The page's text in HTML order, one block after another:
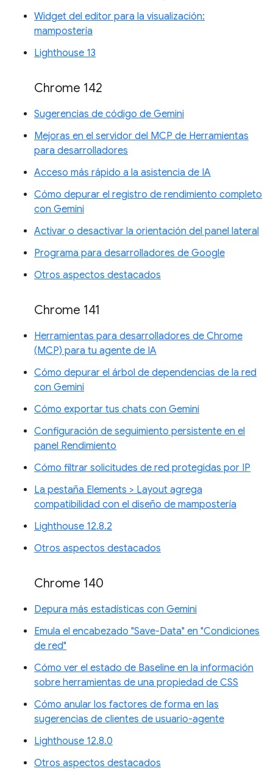
Widget del editor para la visualización:
mampostería
Lighthouse 13
Chrome 142
Sugerencias de código de Gemini
Mejoras en el servidor del MCP de Herramientas
para desarrolladores
Acceso más rápido a la asistencia de IA
Cómo depurar el registro de rendimiento completo
con Gemini
Activar o desactivar la orientación del panel lateral
Programa para desarrolladores de Google
Otros aspectos destacados
Chrome 141
Herramientas para desarrolladores de Chrome
(MCP) para tu agente de IA
Cómo depurar el árbol de dependencias de la red
con Gemini
Cómo exportar tus chats con Gemini
Configuración de seguimiento persistente en el
panel Rendimiento
Cómo filtrar solicitudes de red protegidas por IP
La pestaña Elements > Layout agrega
compatibilidad con el diseño de mampostería
Lighthouse 12.8.2
Otros aspectos destacados
Chrome 140
Depura más estadísticas con Gemini
Emula el encabezado "Save-Data" en "Condiciones
de red"
Cómo ver el estado de Baseline en la información
sobre herramientas de una propiedad de CSS
Cómo anular los factores de forma en las
sugerencias de clientes de usuario-agente
Lighthouse 12.8.0
Otros aspectos destacados